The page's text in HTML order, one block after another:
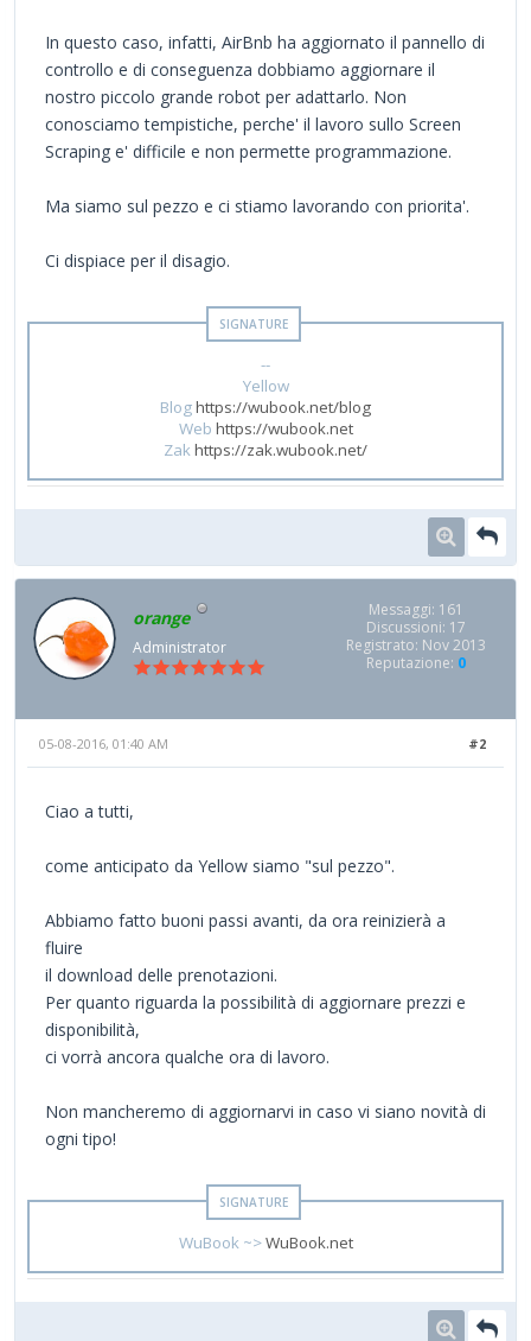
In questo caso, infatti, AirBnb ha aggiornato il pannello di
controllo e di conseguenza dobbiamo aggiornare il
nostro piccolo grande robot per adattarlo. Non
conosciamo tempistiche, perche' il lavoro sullo Screen
Scraping e' difficile e non permette programmazione.
Ma siamo sul pezzo e ci stiamo lavorando con priorita'.
Ci dispiace per il disagio.
--
Yellow
Bloghttps://wubook.net/blog
Web https://wubook.net
Zakhttps://zak.wubook.net/
orange
Administrator
Messaggi: 161
Discussioni: 17
Registrato: Nov 2013
Reputazione: 0
#2
05-08-2016, 01:40 AM
Ciao a tutti,
come anticipato da Yellow siamo "sul pezzo".
Abbiamo fatto buoni passi avanti, da ora reinizierà a
fluire
il download delle prenotazioni.
Per quanto riguarda la possibilità di aggiornare prezzi e
disponibilità,
ci vorrà ancora qualche ora di lavoro.
Non mancheremo di aggiornarvi in caso vi siano novità di
ogni tipo!
WuBook ~>WuBook.net